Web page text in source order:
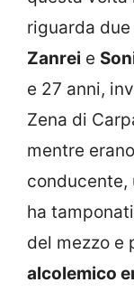
riguarda
Zanrei e
e 27 anni,
Zena di
mentre
conducente,
ha
del mezzo e
alcolemico